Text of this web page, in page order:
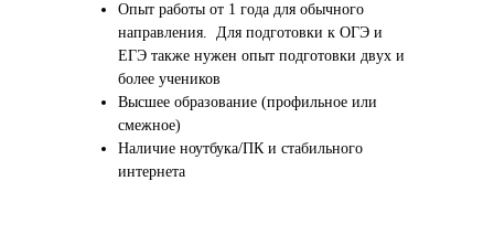
Опыт работы от 1 года для обычного
направления. Для подготовки к ОГЭ и
ЕГЭ также нужен опыт подготовки двух и
более учеников
Высшее образование (профильное или
смежное)
Наличие ноутбука/ПК и стабильного
интернета
Начать преподавать